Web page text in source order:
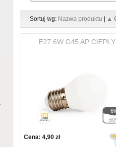
Sortuj wg: Nazwa produktu ▲
E27 6W G45 AP CIEPŁY
Cena: 4,90 zł